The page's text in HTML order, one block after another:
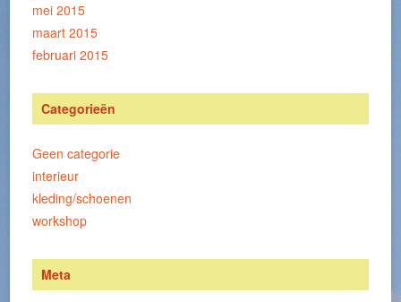
mei 2015
maart 2015
februari 2015
Categorieën
Geen categorie
interieur
kleding/schoenen
workshop
Meta